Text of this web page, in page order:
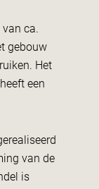
ca.
gebouw
Het
een
van de
is